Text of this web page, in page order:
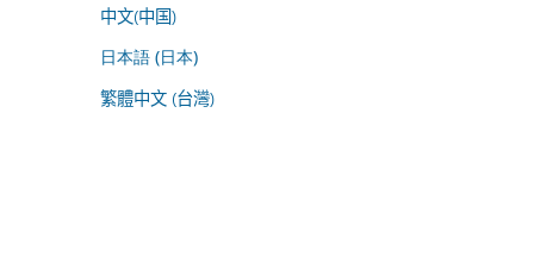
中文(中国)
日本語 (日本)
繁體中文 (台灣)